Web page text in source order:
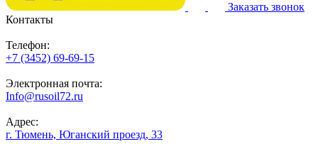
Заказать звонок
Контакты
Телефон:
+7 (3452) 69-69-15
Электронная почта:
Info@rusoil72.ru
Адрес:
г. Тюмень, Юганский проезд, 33